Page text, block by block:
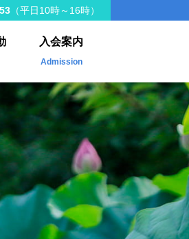
ス
入会案内
Admission
（平日10時～16時）